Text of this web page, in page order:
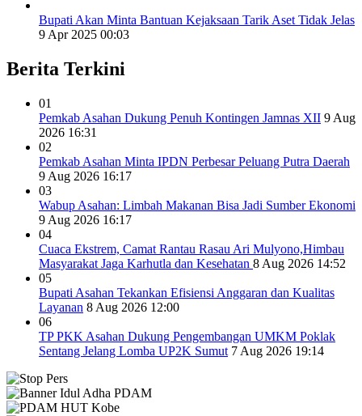
Bupati Akan Minta Bantuan Kejaksaan Tarik Aset Tidak Jelas
9 Apr 2025 00:03
Berita Terkini
01
Pemkab Asahan Dukung Penuh Kontingen Jamnas XII 9 Aug
2026 16:31
02
Pemkab Asahan Minta IPDN Perbesar Peluang Putra Daerah
9 Aug 2026 16:17
03
Wabup Asahan: Limbah Makanan Bisa Jadi Sumber Ekonomi
9 Aug 2026 16:17
04
Cuaca Ekstrem, Camat Rantau Rasau Ari Mulyono,Himbau
Masyarakat Jaga Karhutla dan Kesehatan 8 Aug 2026 14:52
05
Bupati Asahan Tekankan Efisiensi Anggaran dan Kualitas
Layanan 8 Aug 2026 12:00
06
TP PKK Asahan Dukung Pengembangan UMKM Poklak
Sentang Jelang Lomba UP2K Sumut 7 Aug 2026 19:14